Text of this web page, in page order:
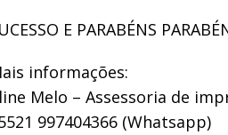
E PARABÉNS
informações:
Melo – Assessoria de
997404366 (Whatsapp)